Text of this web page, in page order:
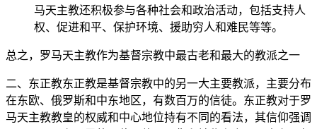
马天主教还积极参与各种社会和政治活动，包括支持人
权、促进和平、保护环境、援助穷人和难民等等。
总之，罗马天主教作为基督宗教中最古老和最大的教派之一
二、东正教东正教是基督宗教中的另一大主要教派，主要分布
在东欧、俄罗斯和中东地区，有数百万的信徒。东正教对于罗
马天主教教皇的权威和中心地位持有不同的看法，其信仰强调